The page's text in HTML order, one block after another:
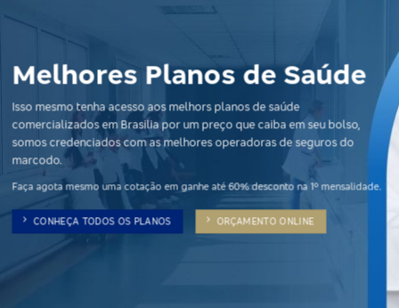
Planos Odontológicos
Outro diferencia da nossa plataforma de vendas é os planos
odontológicos, somos credenciados com os principais planos do
mercado, temos planos a partir de R$ 25,00 por beneficiario no plano
empresarial a partir de 2 vidas.
CONHEÇA NOSSOS PLANOS DIFERENCIAS DE CADA PLANO